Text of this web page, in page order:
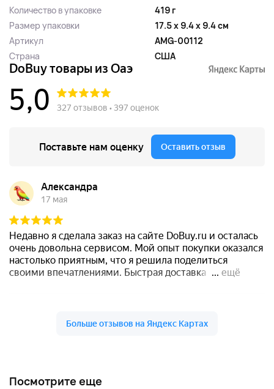
Количество в упаковке
419 г
Размер упаковки
17.5 x 9.4 x 9.4 см
Артикул
AMG-00112
Страна
США
Посмотрите еще